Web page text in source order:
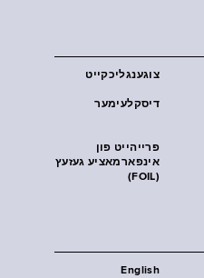
צוגענגליכקייט
דיסקלעימער
פרייהייט פון
אינפארמאציע געזעץ
(FOIL)
English